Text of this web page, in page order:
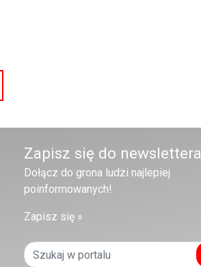
Zapisz się do newslettera
Dołącz do grona ludzi najlepiej
poinformowanych!
Zapisz się »